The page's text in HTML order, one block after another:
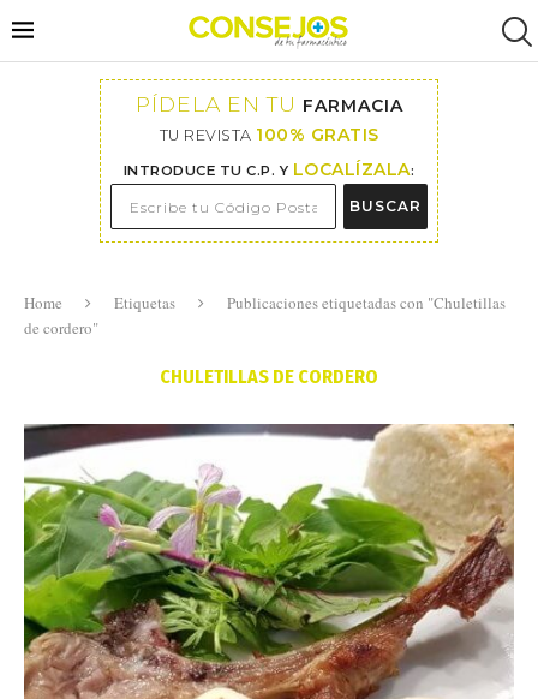
PÍDELA EN TU FARMACIA
TU REVISTA 100% GRATIS
INTRODUCE TU C.P. Y LOCALÍZALA:
BUSCAR
Home Etiquetas
Publicaciones etiquetadas con "Chuletillas
de cordero"
CHULETILLAS DE CORDERO